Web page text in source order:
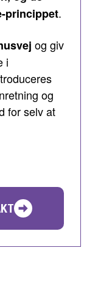
princippet.
og giv
i
og
for selv at